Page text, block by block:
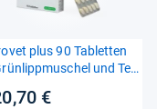
plus 90 Tablet­ten
und Teu­
€